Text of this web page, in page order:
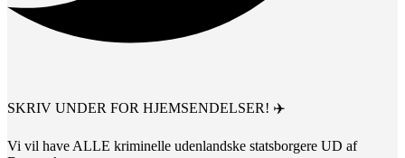
SKRIV UNDER FOR HJEMSENDELSER! ✈️
Vi vil have ALLE kriminelle udenlandske statsborgere UD af